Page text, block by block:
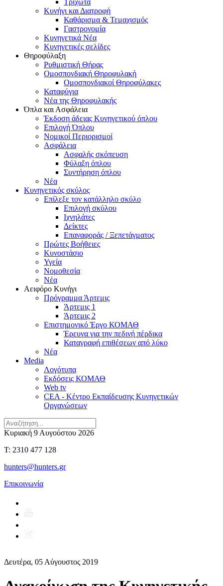
Τριχωτά
Κυνήγι και Διατροφή
Καθάρισμα & Τεμαχισμός
Γαστρονομία
Κυνηγετικά Νέα
Κυνηγετικές σελίδες
Θηροφύλαξη
Ρυθμιστική Θήρας
Ομοσπονδιακή Θηροφυλακή
Oμοσπονδιακοί Θηροφύλακες
Καταφύγια
Νέα της Θηροφυλακής
Όπλα και Ασφάλεια
Έκδοση άδειας Κυνηγετικού όπλου
Επιλογή Όπλου
Νομικοί Περιορισμοί
Ασφάλεια
Ασφαλής σκόπευση
Φύλαξη όπλου
Συντήρηση όπλου
Νέα
Κυνηγετικός σκύλος
Επίλεξε τον κατάλληλο σκύλο
Επιλογή σκύλου
Ιχνηλάτες
Δείκτες
Επαναφοράς / Ξεπετάγματος
Πρώτες Βοήθειες
Κυνοστάσιο
Υγεία
Νομοθεσία
Νέα
Αειφόρο Κυνήγι
Πρόγραμμα Άρτεμις
Άρτεμις 1
Άρτεμις 2
Επιστημονικό Έργο ΚΟΜΑΘ
Έρευνα για την πεδινή πέρδικα
Καταγραφή επιθέσεων από λύκο
Νέα
Media
Λογότυπα
Εκδόσεις ΚΟΜΑΘ
Web tv
CEA - Κέντρο Εκπαίδευσης Κυνηγετικών
Οργανώσεων
Κυριακή 9 Αυγούστου 2026
T: 2310 477 128
hunters@hunters.gr
Επικοινωνία
Δευτέρα, 05 Αύγουστος 2019